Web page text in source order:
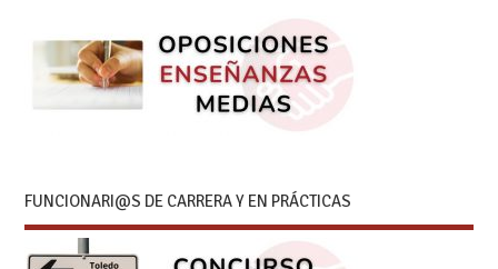
FUNCIONARI@S DE CARRERA Y EN PRÁCTICAS